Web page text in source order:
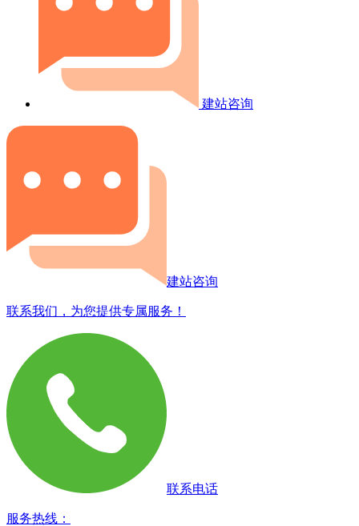
建站咨询
建站咨询
联系我们，为您提供专属服务！
联系电话
服务热线：